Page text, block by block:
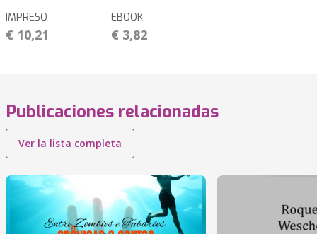
IMPRESO
€ 10,21
EBOOK
€ 3,82
Publicaciones relacionadas
Ver la lista completa